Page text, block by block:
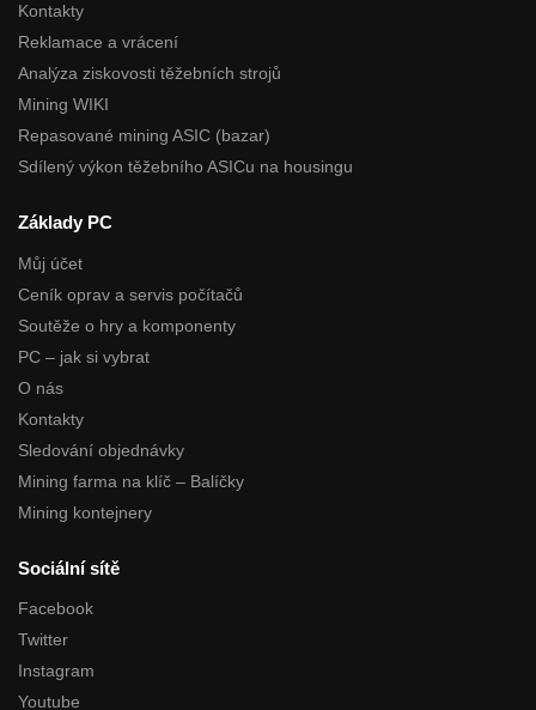
Kontakty
Reklamace a vrácení
Analýza ziskovosti těžebních strojů
Mining WIKI
Repasované mining ASIC (bazar)
Sdílený výkon těžebního ASICu na housingu
Základy PC
Můj účet
Ceník oprav a servis počítačů
Soutěže o hry a komponenty
PC – jak si vybrat
O nás
Kontakty
Sledování objednávky
Mining farma na klíč – Balíčky
Mining kontejnery
Sociální sítě
Facebook
Twitter
Instagram
Youtube